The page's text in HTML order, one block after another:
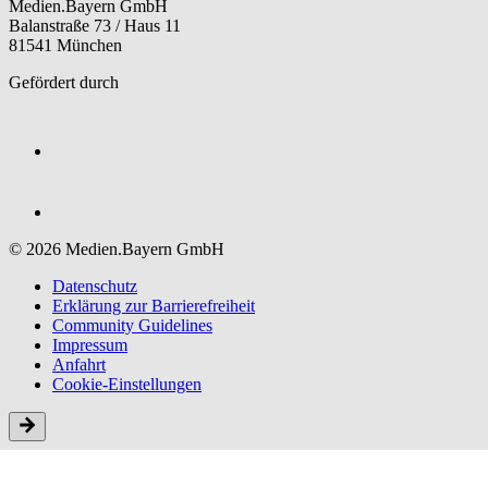
Medien.Bayern GmbH
Balanstraße 73 / Haus 11
81541 München
Gefördert durch
© 2026 Medien.Bayern GmbH
Datenschutz
Erklärung zur Barriere­freiheit
Community Guidelines
Impressum
Anfahrt
Cookie-Einstellungen